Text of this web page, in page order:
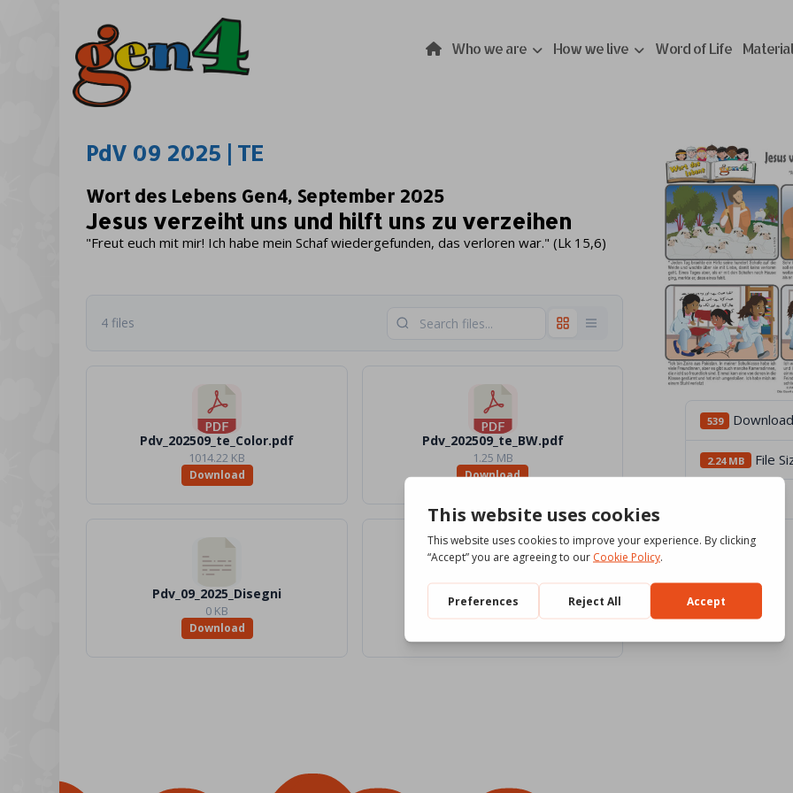
Who we are How we live Word of Life
PdV 09 2025 | TE
Wort des Lebens Gen4, September 2025
Jesus verzeiht uns und hilft uns zu verzeihen
"Freut euch mit mir! Ich habe mein Schaf wiedergefunden, das verloren war." (Lk 15,6)
4 files
Pdv_202509_te_Color.pdf
1014.22 KB
Download
Pdv_202509_te_BW.pdf
1.25 MB
Download
Pdv_09_2025_Disegni
0 KB
Download
Pdv_09_2025_Traduttori
0 KB
539 Download
2.24 MB File